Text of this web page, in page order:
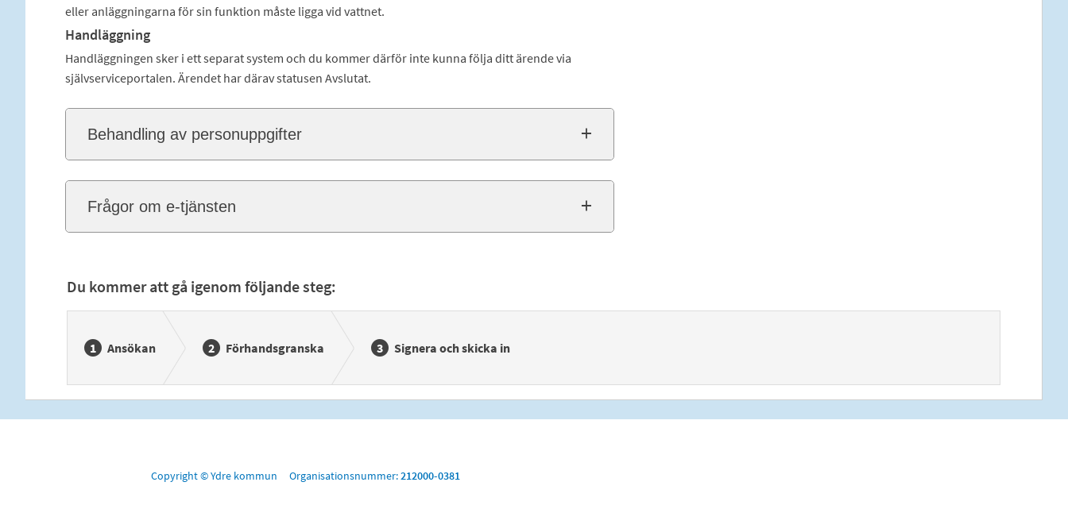
eller anläggningarna för sin funktion måste ligga vid vattnet.
Handläggning
Handläggningen sker i ett separat system och du kommer därför inte kunna följa ditt ärende via
självserviceportalen. Ärendet har därav statusen Avslutat.
Behandling av personuppgifter
Frågor om e-tjänsten
Du kommer att gå igenom följande steg:
Ansökan Förhandsgranska Signera och skicka in
Copyright © Ydre kommun Organisationsnummer:212000-0381